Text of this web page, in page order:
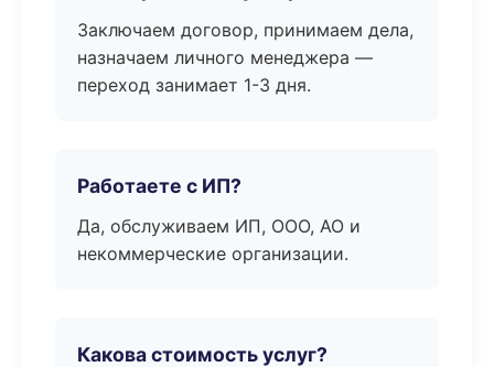
Заключаем договор, принимаем дела,
назначаем личного менеджера —
переход занимает 1-3 дня.
Работаете с ИП?
Да, обслуживаем ИП, ООО, АО и
некоммерческие организации.
Какова стоимость услуг?